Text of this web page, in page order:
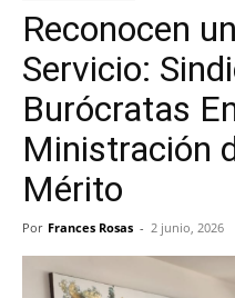
Reconocen
Servicio:
Burócratas
Ministración
Mérito
Por Frances Rosas - 2 junio, 2026